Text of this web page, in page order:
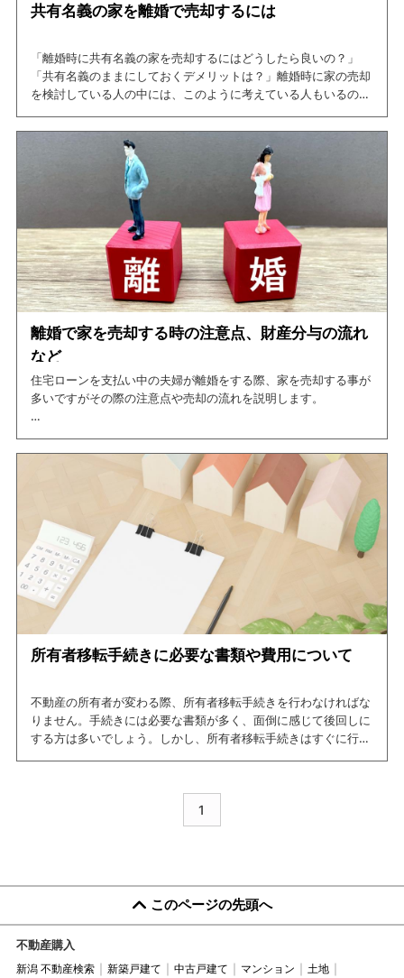
共有名義の家を離婚で売却するには
「離婚時に共有名義の家を売却するにはどうしたら良いの？」
「共有名義のままにしておくデメリットは？」離婚時に家の売却
を検討している人の中には、このように考えている人もいるので
そこで、今回の記事では共有名義不動産を売却する方法や、ケー
スごとの共有名義の解消方法について紹介しています。
この記事を読めば、共有名義の家の売却について網羅できますの
で、是非ご一読ください。
離婚で家を売却する時の注意点、財産分与の流れ
など
住宅ローンを支払い中の夫婦が離婚をする際、家を売却する事が
多いですがその際の注意点や売却の流れを説明します。
しかし、住宅ローンの残っている家は、貯金などと違ってきっち
り半分に分けられるものではなく、手続きも簡単ではありませ
ん。「どちらが住む？」「名義はどうする？」「ローンは誰が払
う？」など、決めなければならないことは数多くあります。
売却をすれば、財産分与はしやすくなりますし、ローンの未払い
などでトラブルになることも避けられるでしょう。
本記事では、家を売却する時の注意点や財産分与の流れについ
て、詳しく解説します。
ぜひ最後まで読んで、売却のタイミングなどを見極めたうえで進
めていきましょう。
所有者移転手続きに必要な書類や費用について
不動産の所有者が変わる際、所有者移転手続きを行わなければな
りません。手続きには必要な書類が多く、面倒に感じて後回しに
する方は多いでしょう。しかし、所有者移転手続きはすぐに行わ
この記事では、所有者移転手続きに必要な書類や費用について紹
介します。この記事を読んで、スムーズに移転手続きができるよ
1
このページの先頭へ
不動産購入
新潟 不動産検索 新築戸建て 中古戸建て マンション
土地